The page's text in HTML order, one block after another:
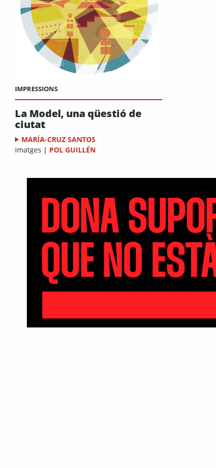
IMPRESSIONS
La Model, una qüestió de
ciutat
MARÍA-CRUZ SANTOS
Imatges | POL GUILLÉN